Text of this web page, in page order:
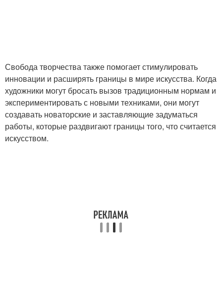
Свобода творчества также помогает стимулировать
инновации и расширять границы в мире искусства. Когда
художники могут бросать вызов традиционным нормам и
экспериментировать с новыми техниками, они могут
создавать новаторские и заставляющие задуматься
работы, которые раздвигают границы того, что считается
искусством.